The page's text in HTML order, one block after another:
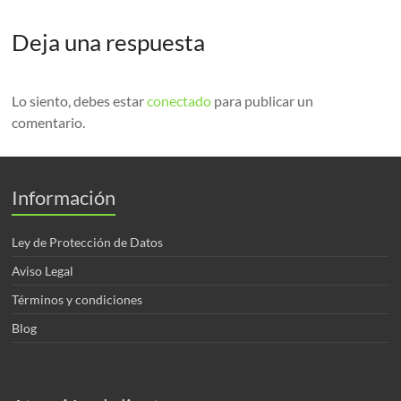
Deja una respuesta
Lo siento, debes estarconectado para publicar un
comentario.
Información
Ley de Protección de Datos
Aviso Legal
Términos y condiciones
Blog